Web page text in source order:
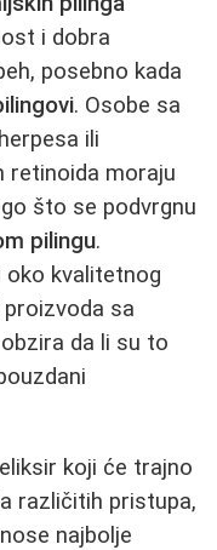
i dobra
posebno kada
. Osobe sa
ili
retinoida moraju
što se podvrgnu
pilingu.
oko kvalitetnog
sa
da li su to
koji će trajno
različitih pristupa,
najbolje